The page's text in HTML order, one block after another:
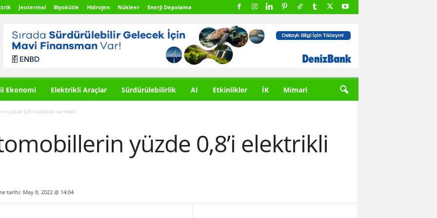
Jeotermal Biyokütle Hidrojen Nükleer Enerji Depolama
Ekonomi Elektrikli Araçlar Sürdürülebilirlik AI Etkinlikler İK Mimari
yüzde 0,8’i elektrikli ve hibrit
yüzde 0,8’i elektrikli
tarihi: May 8, 2022 @ 14:04